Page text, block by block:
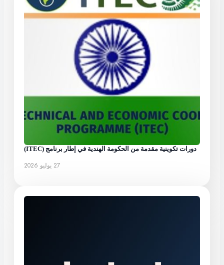
دورات تكوينية مقدمة من الحكومة الهندية في إطار برنامج (ITEC)
27 يوليو 2026